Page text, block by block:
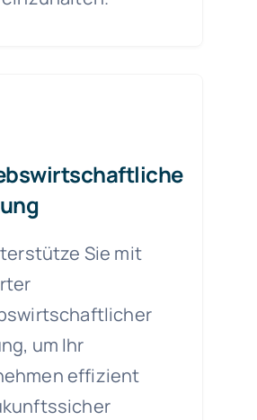
Sie mit
um Ihr
effizient